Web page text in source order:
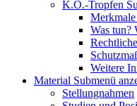
K.O.-Tropfen
Merkmale
Was tun?
Weitere
Material Submenü
Stellungnahmen